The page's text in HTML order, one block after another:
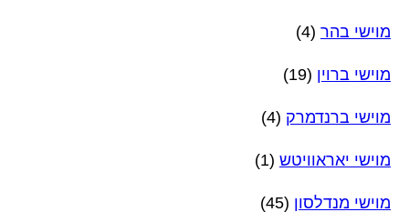
מוישי בהר (4)
מוישי ברוין (19)
מוישי ברנדמרק (4)
מוישי יאראוויטש (1)
מוישי מנדלסון (45)